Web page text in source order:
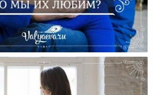
Ли Дети, Что Мы Их Любим?